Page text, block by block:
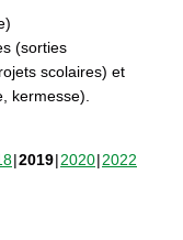
(sorties
scolaires) et
kermesse).
2019 2020 2022